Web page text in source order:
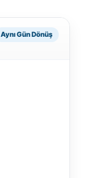
Aynı Gün Dönüş